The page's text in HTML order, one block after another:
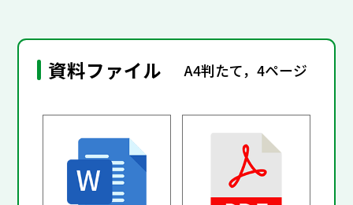
資料ファイル A4判たて，4ページ